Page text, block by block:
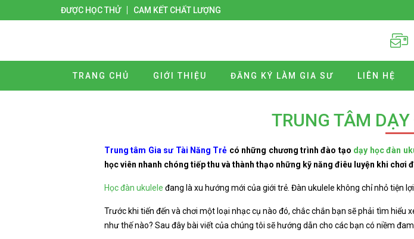
ĐƯỢC HỌC THỬ CAM KẾT CHẤT LƯỢNG
TRANG CHỦ GIỚI THIỆU ĐĂNG KÝ LÀM GIA SƯ LIÊN HỆ
TRUNG TÂM
Trung tâm Gia sư Tài Năng Trẻ có những chương trình đào tạo dạy học đàn
học viên nhanh chóng tiếp thu và thành thạo những kỹ năng điêu luyện khi chơi
Học đàn ukulele đang là xu hướng mới của giới trẻ. Đàn ukulele không chỉ nhỏ tiện
Trước khi tiến đến và chơi một loại nhạc cụ nào đó, chắc chắn bạn sẽ phải tìm hiểu
như thế nào? Sau đây bài viết của chúng tôi sẽ hướng dẫn cho các bạn có niềm đam